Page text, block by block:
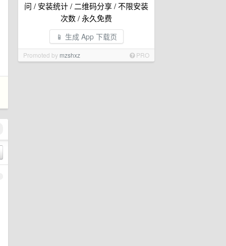
问 / 安装统计 / 二维码分享 / 不限安装
次数 / 永久免费
📱 生成 App 下载页
Promoted by mzshxz PRO